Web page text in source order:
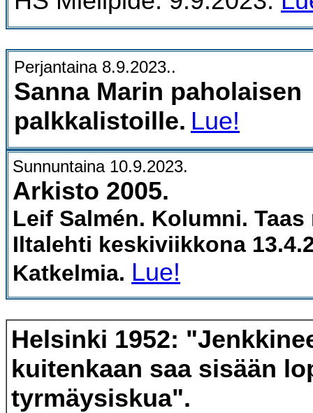
Perjantaina 8.9.2023..
Sanna Marin paholaisen
palkkalistoille. Lue!
Sunnuntaina 10.9.2023.
Arkisto 2005.
Leif Salmén. Kolumni.
Iltalehti keskiviikkona
Katkelmia. Lue!
Helsinki 1952:
kuitenkaan saa sisään
tyrmäysiskua".